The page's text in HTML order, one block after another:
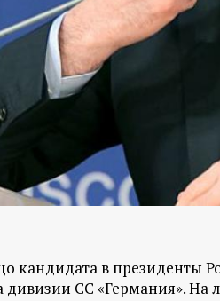
кандидата в президенты
дивизии СС «Германия». На